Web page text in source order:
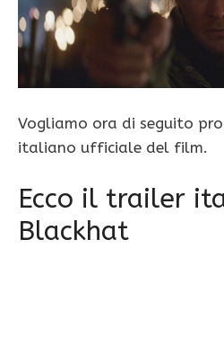
Vogliamo ora di seguito
italiano ufficiale del film.
Ecco il trailer
Blackhat